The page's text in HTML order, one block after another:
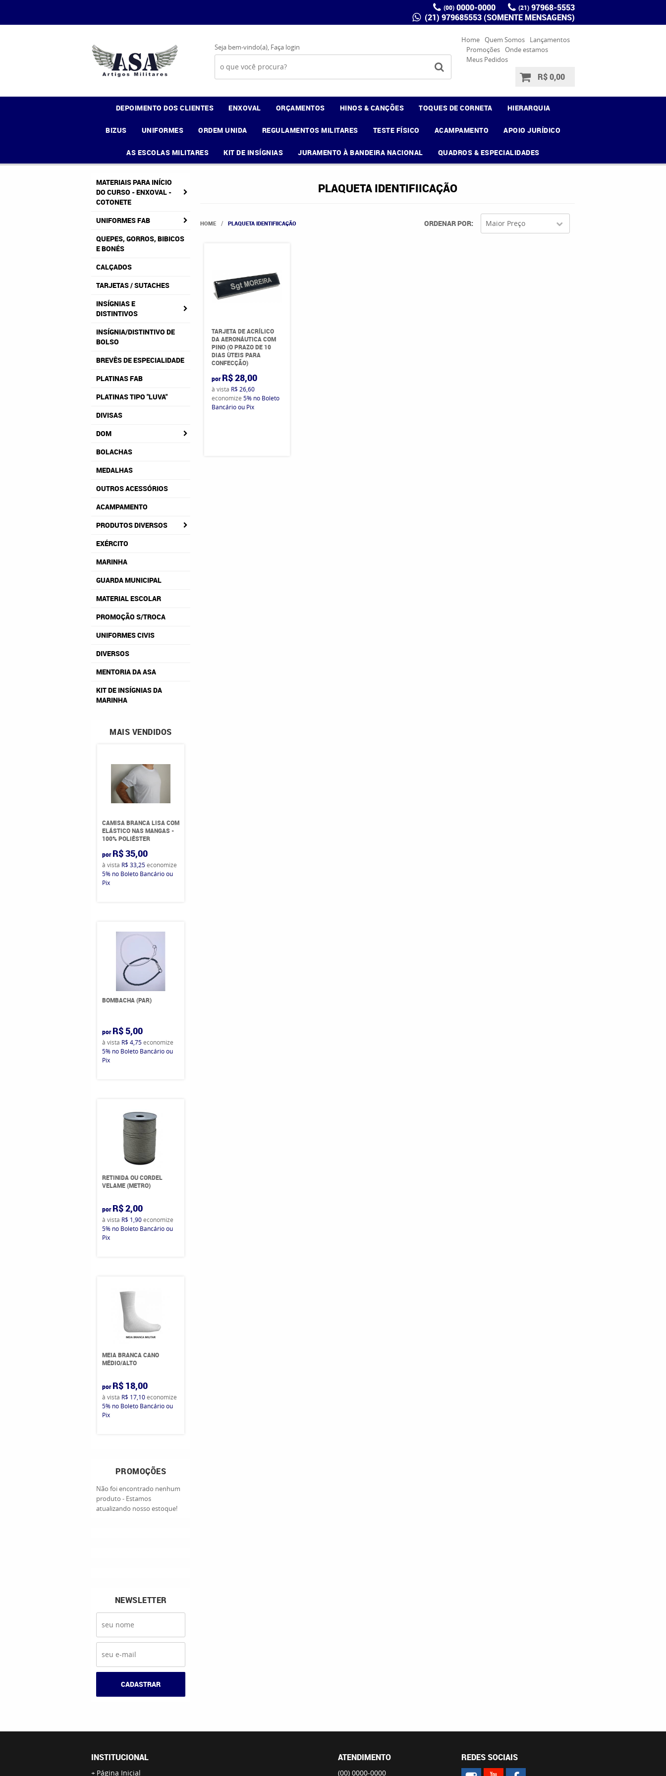
(00) 0000-0000 (21) 97968-5553
(21) 979685553 (SOMENTE MENSAGENS)
Seja bem-vindo(a), Faça login
Home Quem Somos
Lançamentos
Promoções Onde estamos
Meus Pedidos
R$ 0,00
DEPOIMENTO DOS CLIENTES ENXOVAL ORÇAMENTOS HINOS & CANÇÕES TOQUES DE CORNETA HIERARQUIA
BIZUS UNIFORMES ORDEM UNIDA REGULAMENTOS MILITARES TESTE FÍSICO ACAMPAMENTO APOIO JURÍDICO
AS ESCOLAS MILITARES KIT DE INSÍGNIAS JURAMENTO À BANDEIRA NACIONAL QUADROS & ESPECIALIDADES
MATERIAIS PARA INÍCIO
DO CURSO - ENXOVAL -
COTONETE
UNIFORMES FAB
QUEPES, GORROS, BIBICOS
E BONÉS
CALÇADOS
TARJETAS / SUTACHES
INSÍGNIAS E
DISTINTIVOS
INSÍGNIA/DISTINTIVO DE
BOLSO
BREVÊS DE ESPECIALIDADE
PLATINAS FAB
PLATINAS TIPO "LUVA"
DIVISAS
DOM
BOLACHAS
MEDALHAS
OUTROS ACESSÓRIOS
ACAMPAMENTO
PRODUTOS DIVERSOS
EXÉRCITO
MARINHA
GUARDA MUNICIPAL
MATERIAL ESCOLAR
PROMOÇÃO S/TROCA
UNIFORMES CIVIS
DIVERSOS
MENTORIA DA ASA
KIT DE INSÍGNIAS DA
MARINHA
MAIS VENDIDOS
CAMISA BRANCA LISA COM
ELÁSTICO NAS MANGAS -
100% POLIÉSTER
por R$ 35,00
à vista R$ 33,25economize
5% no Boleto Bancário ou
Pix
BOMBACHA (PAR)
por R$ 5,00
à vista R$ 4,75economize
5% no Boleto Bancário ou
Pix
RETINIDA OU CORDEL
VELAME (METRO)
por R$ 2,00
à vista R$ 1,90economize
5% no Boleto Bancário ou
Pix
MEIA BRANCA CANO
MÉDIO/ALTO
por R$ 18,00
à vista R$ 17,10economize
5% no Boleto Bancário ou
Pix
PROMOÇÕES
Não foi encontrado nenhum
produto - Estamos
atualizando nosso estoque!
NEWSLETTER
CADASTRAR
PLAQUETA IDENTIFIICAÇÃO
HOME PLAQUETA IDENTIFIICAÇÃO ORDENAR POR Maior Preço
TARJETA DE ACRÍLICO
DA AERONÁUTICA COM
PINO (O PRAZO DE 10
DIAS ÙTEIS PARA
CONFECÇÃO)
por R$ 28,00
à vista R$ 26,60
economize 5% no Boleto
Bancário ou Pix
INSTITUCIONAL
Página Inicial
ATENDIMENTO
(00) 0000-0000
REDES SOCIAIS